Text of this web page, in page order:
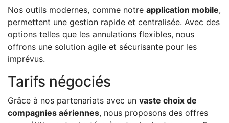
Nos outils modernes, comme notre application mobile,
permettent une gestion rapide et centralisée. Avec des
options telles que les annulations flexibles, nous
offrons une solution agile et sécurisante pour les
imprévus.
Tarifs négociés
Grâce à nos partenariats avec un vaste choix de
compagnies aériennes, nous proposons des offres